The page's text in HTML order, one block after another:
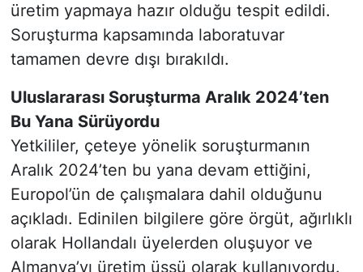
üretim yapmaya hazır olduğu tespit edildi.
Soruşturma kapsamında laboratuvar
tamamen devre dışı bırakıldı.
Uluslararası Soruşturma Aralık 2024’ten
Bu Yana Sürüyordu
Yetkililer, çeteye yönelik soruşturmanın
Aralık 2024’ten bu yana devam ettiğini,
Europol’ün de çalışmalara dahil olduğunu
açıkladı. Edinilen bilgilere göre örgüt, ağırlıklı
olarak Hollandalı üyelerden oluşuyor ve
Almanya’yı üretim üssü olarak kullanıyordu.